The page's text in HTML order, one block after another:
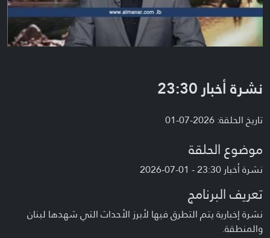
نشرة أخبار 23:30
تاريخ الحلقة: 2026-07-01
موضوع الحلقة
نشرة أخبار 23:30 - 01-07-2026
تعريف البرنامج
نشرة إخبارية يتم التطرق فيها لأبرز الأحداث التي شهدها لبنان
والمنطقة.